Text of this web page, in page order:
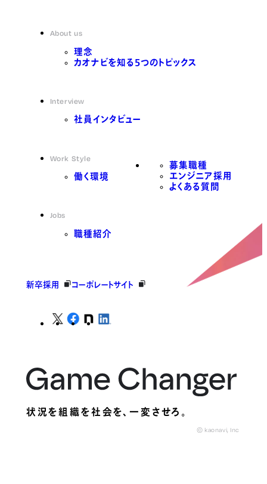
About us
理念
カオナビを知る5つのトピックス
Interview
社員インタビュー
Work Style
働く環境
Jobs
職種紹介
募集職種
エンジニア採用
よくある質問
新卒採用 コーポレートサイト
状況を組織を社会を、一変させろ。
© kaonavi, Inc